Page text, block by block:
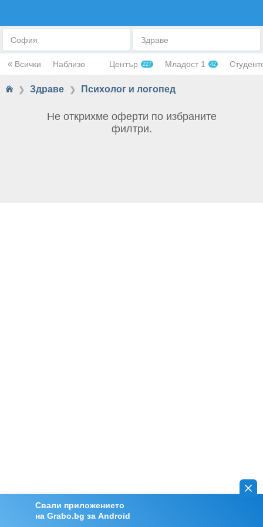
София Здраве
« Всички Наблизо Център 227 Младост 1 42
❯ Здраве ❯ Психолог и логопед
Свали приложението
на Grabo.bg за Android
Не открихме оферти по избраните
филтри.